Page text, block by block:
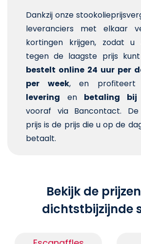
Dankzij onze
leveranciers met elkaar
kortingen krijgen, zodat u
tegen de laagste prijs
bestelt online 24 uur per
per week, en
levering en betaling bij
vooraf via Bancontact. De
prijs is de prijs die u op de
betaalt.
Bekijk de
dichtstbijzijnde